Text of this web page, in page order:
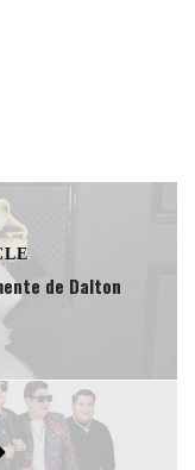
de Dalton